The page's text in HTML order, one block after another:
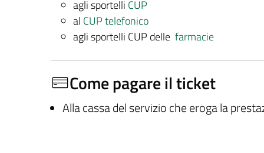
agli sportelli CUP
al CUP telefonico
agli sportelli CUP delle farmacie
Come pagare il ticket
Alla cassa del servizio che eroga la